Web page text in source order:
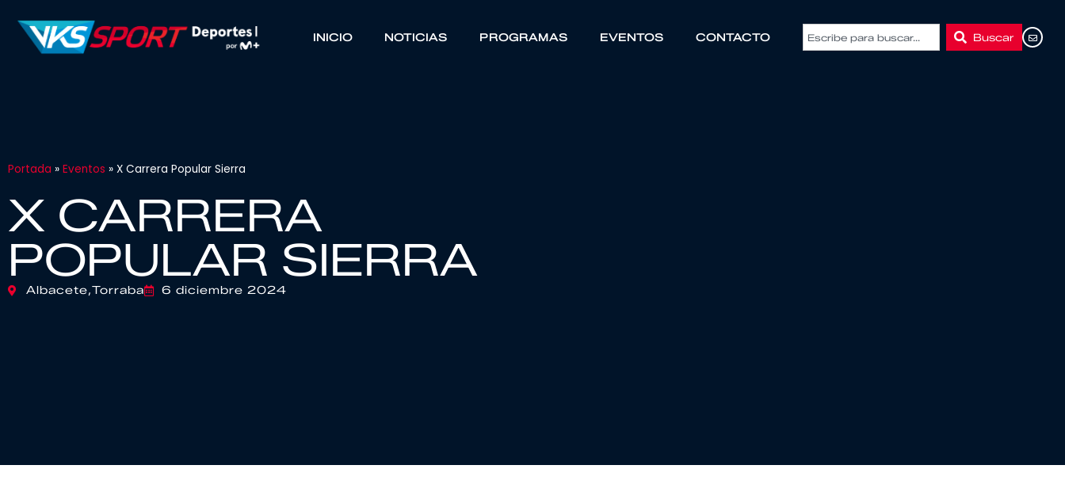
INICIO NOTICIAS PROGRAMAS EVENTOS CONTACTO Buscar
Portada » Eventos » X Carrera Popular Sierra
X CARRERA
POPULAR SIERRA
Albacete,Torraba 6 diciembre 2024